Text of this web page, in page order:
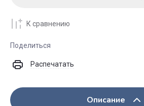
К сравнению
Поделиться
Распечатать
Описание